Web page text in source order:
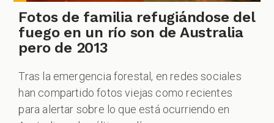
Fotos de familia refugiándose del
fuego en un río son de Australia
pero de 2013
Tras la emergencia forestal, en redes sociales
han compartido fotos viejas como recientes
para alertar sobre lo que está ocurriendo en